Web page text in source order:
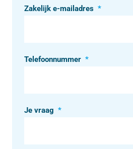
Zakelijk e-mailadres *
Telefoonnummer *
Je vraag *